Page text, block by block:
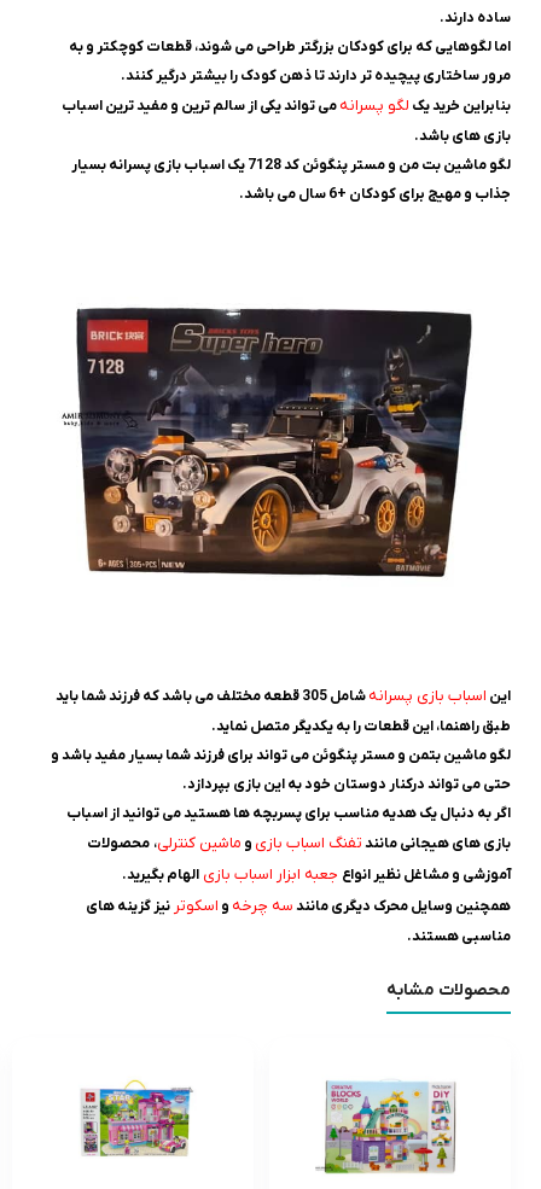
ساده دارند.
اما لگوهایی که برای کودکان بزرگتر طراحی می شوند، قطعات کوچکتر و به
مرور ساختاری پیچیده تر دارند تا ذهن کودک را بیشتر درگیر کنند.
بنابراین خرید یک لگو پسرانهمی تواند یکی از سالم ترین و مفید ترین اسباب
بازی های باشد.
لگو ماشین بت من و مستر پنگوئن کد 7128 یک اسباب بازی پسرانه بسیار
جذاب و مهیج برای کودکان +6 سال می باشد.
این اسباب بازی پسرانه
شامل 305 قطعه مختلف می باشد که فرزند شما باید
طبق راهنما، این قطعات را به یکدیگر متصل نماید.
لگو ماشین بتمن و مستر پنگوئن می تواند برای فرزند شما بسیار مفید باشد و
حتی می تواند درکنار دوستان خود به این بازی بپردازد.
اگر به دنبال یک هدیه مناسب برای پسربچه ها هستید می توانید از اسباب
بازی های هیجانی مانندتفنگ اسباب بازی و ماشین کنترلی، محصولات
آموزشی و مشاغل نظیر انواع جعبه ابزار اسباب بازی الهام بگیرید.
همچنین وسایل محرک دیگری مانندسه چرخه و اسکوتر نیز گزینه های
مناسبی هستند.
محصولات مشابه